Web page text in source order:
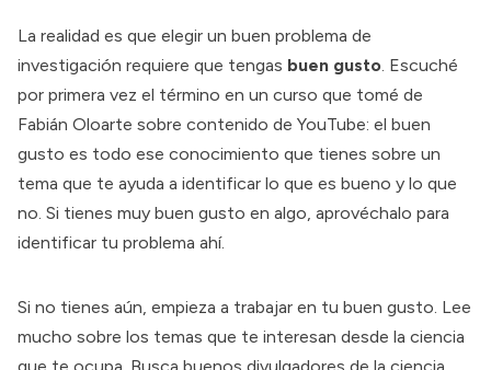
La realidad es que elegir un buen problema de
investigación requiere que tengas buen gusto. Escuché
por primera vez el término en un curso que tomé de
Fabián Oloarte sobre contenido de YouTube: el buen
gusto es todo ese conocimiento que tienes sobre un
tema que te ayuda a identificar lo que es bueno y lo que
no. Si tienes muy buen gusto en algo, aprovéchalo para
identificar tu problema ahí.
Si no tienes aún, empieza a trabajar en tu buen gusto. Lee
mucho sobre los temas que te interesan desde la ciencia